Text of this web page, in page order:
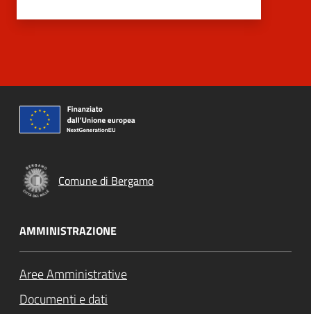
Comune di Bergamo
AMMINISTRAZIONE
Aree Amministrative
Documenti e dati